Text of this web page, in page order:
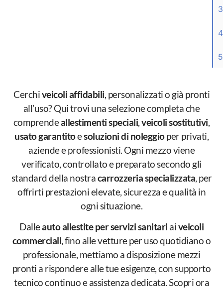
3
4
5
Cerchiveicoli affidabili, personalizzati o già pronti
all’uso? Qui trovi una selezione completa che
comprendeallestimenti speciali,veicoli sostitutivi,
usato garantitoesoluzioni di noleggioper privati,
aziende e professionisti. Ogni mezzo viene
verificato, controllato e preparato secondo gli
standard della nostracarrozzeria specializzata, per
offrirti prestazioni elevate, sicurezza e qualità in
ogni situazione.
Dalleauto allestite per servizi sanitari aiveicoli
commerciali, fino alle vetture per uso quotidiano o
professionale, mettiamo a disposizione mezzi
pronti a rispondere alle tue esigenze, con supporto
tecnico continuo e assistenza dedicata. Scopri ora